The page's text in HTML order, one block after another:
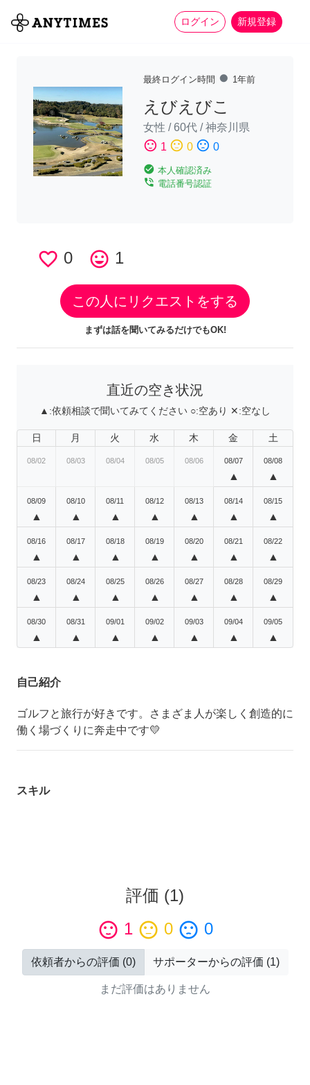
ログイン 新規登録
全て 家事 more_horiz
最終ログイン時間 fiber_manual_record 1年前
えびえびこ
女性 /60代 /神奈川県
sentiment_satisfied 1 sentiment_neutral 0 sentiment_dissatisfied 0
check_circle 本人確認済み
phone_in_talk 電話番号認証
favorite_border 0 tag_faces 1
この人にリクエストをする
まずは話を聞いてみるだけでもOK!
直近の空き状況
▲:依頼相談で聞いてみてください ○:空あり ✕:空なし
日 月 火 水 木 金 土
08/02 08/03 08/04 08/05 08/06 08/07
▲
08/08
▲
08/09
▲
08/10
▲
08/11
▲
08/12
▲
08/13
▲
08/14
▲
08/15
▲
08/16
▲
08/17
▲
08/18
▲
08/19
▲
08/20
▲
08/21
▲
08/22
▲
08/23
▲
08/24
▲
08/25
▲
08/26
▲
08/27
▲
08/28
▲
08/29
▲
08/30
▲
08/31
▲
09/01
▲
09/02
▲
09/03
▲
09/04
▲
09/05
▲
自己紹介
ゴルフと旅行が好きです。さまざま人が楽しく創造的に
働く場づくりに奔走中です💛
スキル
評価 (1)
sentiment_satisfied 1 sentiment_neutral 0 sentiment_dissatisfied 0
依頼者からの評価 (0) サポーターからの評価 (1)
まだ評価はありません